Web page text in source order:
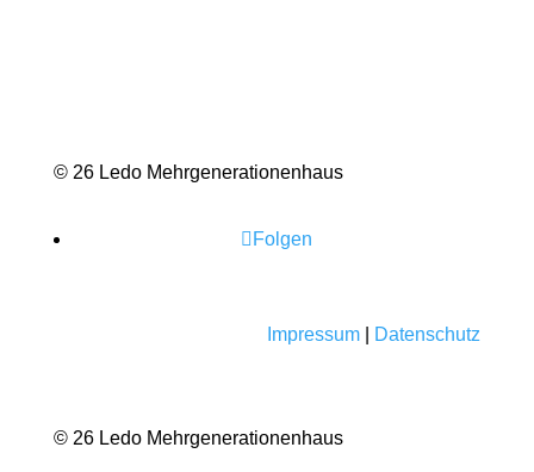
© 26 Ledo Mehrgenerationenhaus
Folgen
Impressum Datenschutz
© 26 Ledo Mehrgenerationenhaus